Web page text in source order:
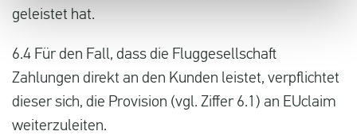
geleistet hat.
6.4 Für den Fall, dass die Fluggesellschaft
Zahlungen direkt an den Kunden leistet, verpflichtet
dieser sich, die Provision (vgl. Ziffer 6.1) an EUclaim
weiterzuleiten.